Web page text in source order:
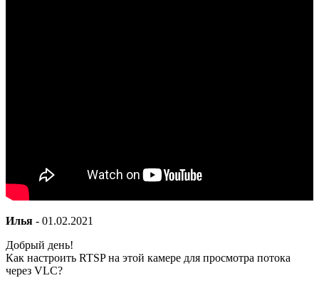
Илья - 01.02.2021
Добрый день!
Как настроить RTSP на этой камере для просмотра потока
через VLC?